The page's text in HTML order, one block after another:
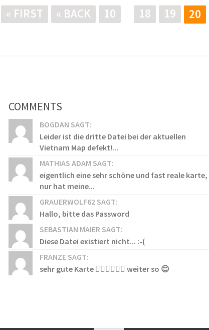
« FIRST « BACK 10 18 19 20
COMMENTS
BOGDAN SAGT:
Leider ist die dritte Datei bei der aktuellen
Vietnam Map defekt!...
MATHIAS ADAM SAGT:
eigentlich eine sehr schöne und fast reale karte,
nur hat meine...
GRAUERWOLF62 SAGT:
Hallo, bitte das Password
SEBASTIAN MAIER SAGT:
Diese Datei existiert nicht... :-(
FRANZE SAGT:
sehr gute Karte 👍🏻👍🏻👍🏻 weiter so 😊